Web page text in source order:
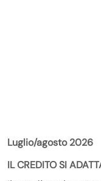
Luglio/agosto 2026
IL CREDITO SI